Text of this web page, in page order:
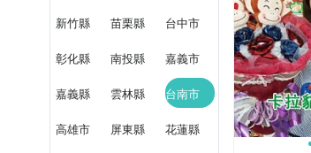
新竹縣 苗栗縣 台中市
彰化縣 南投縣 嘉義市
嘉義縣 雲林縣 台南市
高雄市 屏東縣 花蓮縣